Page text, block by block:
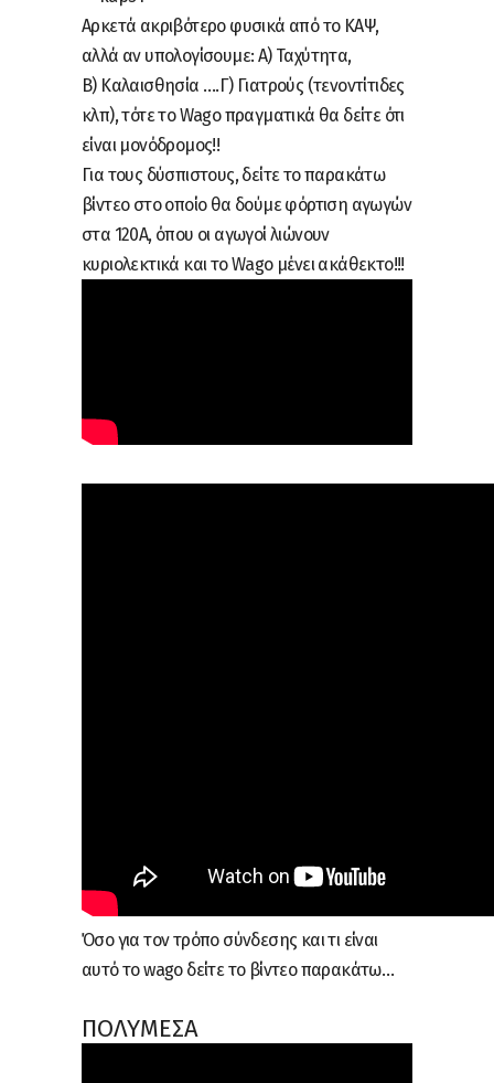
Αρκετά ακριβότερο φυσικά από το ΚΑΨ,
αλλά αν υπολογίσουμε: Α) Ταχύτητα,
Β) Καλαισθησία ….Γ) Γιατρούς (τενοντίτιδες
κλπ), τότε το Wago πραγματικά θα δείτε ότι
είναι μονόδρομος!!
Για τους δύσπιστους, δείτε το παρακάτω
βίντεο στο οποίο θα δούμε φόρτιση αγωγών
στα 120Α, όπου οι αγωγοί λιώνουν
κυριολεκτικά και το Wago μένει ακάθεκτο!!!
Όσο για τον τρόπο σύνδεσης και τι είναι
αυτό το wago δείτε το βίντεο παρακάτω…
ΠΟΛΥΜΕΣΑ